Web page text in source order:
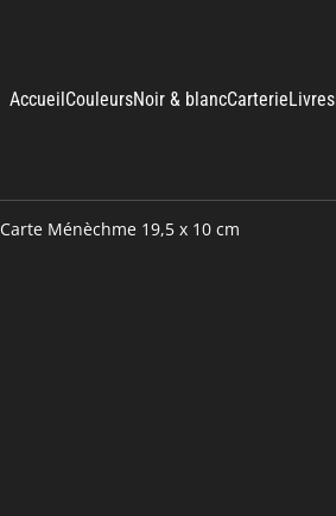
Accueil CouleursNoir & blancCarterieLivres
Carte Ménèchme 19,5 x 10 cm